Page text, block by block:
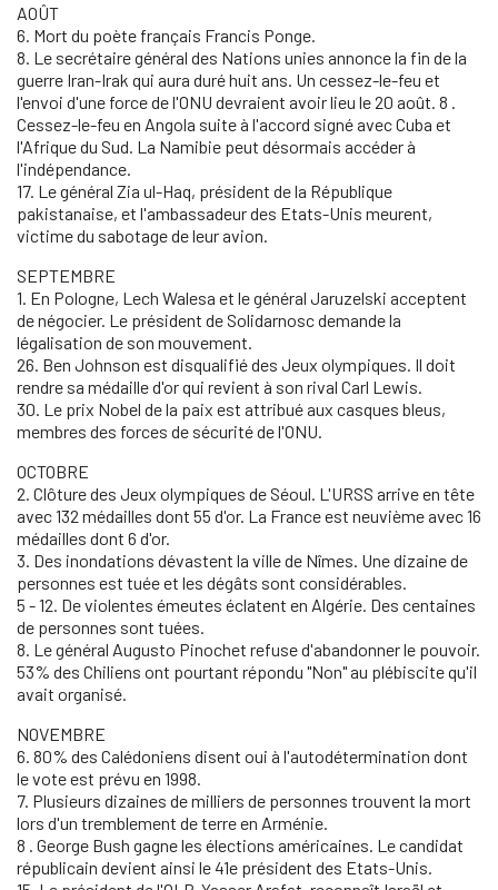
AOÛT
6. Mort du poète français Francis Ponge.
8. Le secrétaire général des Nations unies annonce la fin de la
guerre Iran-Irak qui aura duré huit ans. Un cessez-le-feu et
l'envoi d'une force de l'ONU devraient avoir lieu le 20 août. 8 .
Cessez-le-feu en Angola suite à l'accord signé avec Cuba et
l'Afrique du Sud. La Namibie peut désormais accéder à
l'indépendance.
17. Le général Zia ul-Haq, président de la République
pakistanaise, et l'ambassadeur des Etats-Unis meurent,
victime du sabotage de leur avion.
SEPTEMBRE
1. En Pologne, Lech Walesa et le général Jaruzelski acceptent
de négocier. Le président de Solidarnosc demande la
légalisation de son mouvement.
26. Ben Johnson est disqualifié des Jeux olympiques. Il doit
rendre sa médaille d'or qui revient à son rival Carl Lewis.
30. Le prix Nobel de la paix est attribué aux casques bleus,
membres des forces de sécurité de l'ONU.
OCTOBRE
2. Clôture des Jeux olympiques de Séoul. L'URSS arrive en tête
avec 132 médailles dont 55 d'or. La France est neuvième avec 16
médailles dont 6 d'or.
3. Des inondations dévastent la ville de Nîmes. Une dizaine de
personnes est tuée et les dégâts sont considérables.
5 - 12. De violentes émeutes éclatent en Algérie. Des centaines
de personnes sont tuées.
8. Le général Augusto Pinochet refuse d'abandonner le pouvoir.
53% des Chiliens ont pourtant répondu "Non" au plébiscite qu'il
avait organisé.
NOVEMBRE
6. 80% des Calédoniens disent oui à l'autodétermination dont
le vote est prévu en 1998.
7. Plusieurs dizaines de milliers de personnes trouvent la mort
lors d'un tremblement de terre en Arménie.
8 . George Bush gagne les élections américaines. Le candidat
républicain devient ainsi le 41e président des Etats-Unis.